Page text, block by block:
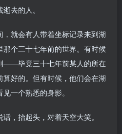
去的人。
就会有人带着坐标记录来到湖
个三十七年前的世界。有时候
——毕竟三十七年前某人的所在
好的。但有时候，他们会在湖
一个熟悉的身影。
话，抬起头，对着天空大笑。